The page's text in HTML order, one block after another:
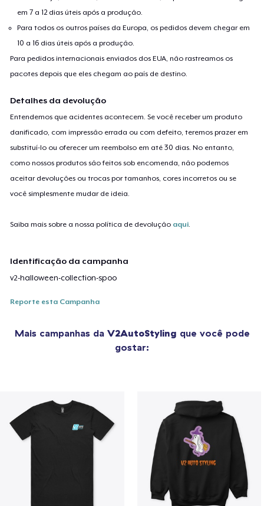
em 7 a 12 dias úteis após a produção.
Para todos os outros países da Europa, os pedidos devem chegar em
10 a 16 dias úteis após a produção.
Para pedidos internacionais enviados dos EUA, não rastreamos os
pacotes depois que eles chegam ao país de destino.
Detalhes da devolução
Entendemos que acidentes acontecem. Se você receber um produto
danificado, com impressão errada ou com defeito, teremos prazer em
substituí-lo ou oferecer um reembolso em até 30 dias. No entanto,
como nossos produtos são feitos sob encomenda, não podemos
aceitar devoluções ou trocas por tamanhos, cores incorretos ou se
você simplesmente mudar de ideia.
Saiba mais sobre a nossa política de devolução aqui.
Identificação da campanha
v2-halloween-collection-spoo
Reporte esta Campanha
Mais campanhas da V2AutoStyling que você pode
gostar: